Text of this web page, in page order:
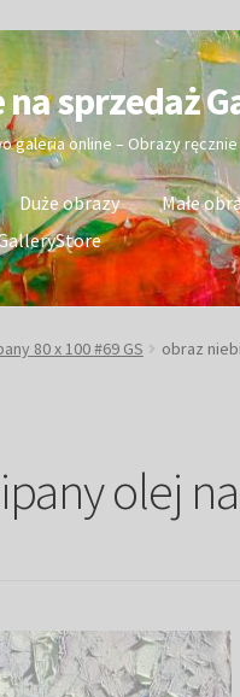
sprzedaż
galeria online – Obrazy
Duże obrazy Małe
80 x 100 #69 GS obraz
olej